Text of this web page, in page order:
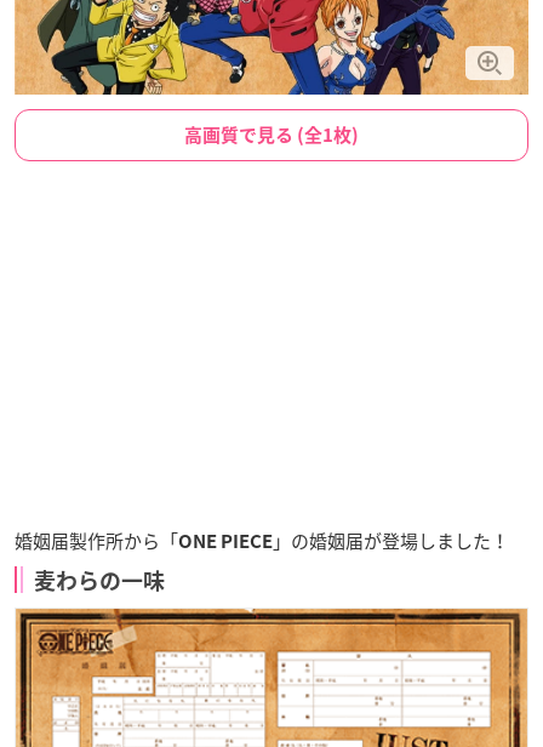
高画質で見る (全1枚)
婚姻届製作所から「ONE PIECE 」の婚姻届が登場しました！
麦わらの一味